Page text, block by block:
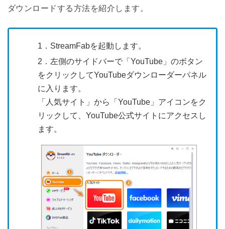
ダウンロードする方法を紹介します。
1．StreamFabを起動します。
2．左側のサイドバーで「YouTube」のボタン
をクリックしてYouTubeダウンローダーパネル
に入ります。
「人気サイト」から「YouTube」アイコンをク
リックして、YouTube公式サイトにアクセスし
ます。